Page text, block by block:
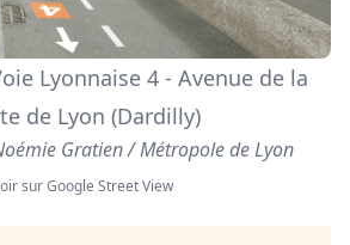
Lyonnaise 4 - Avenue de la
de Lyon (Dardilly)
Gratien / Métropole de Lyon
sur Google Street View